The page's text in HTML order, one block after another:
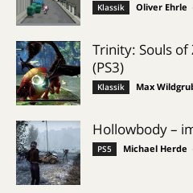
Klassik Oliver Ehrle
Trinity: Souls of
(PS3)
Klassik Max
Hollowbody –
PS5 Michael Herde